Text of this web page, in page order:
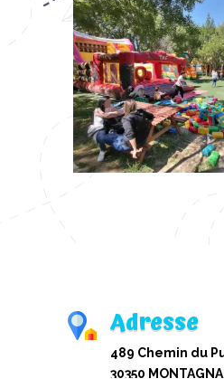
Adresse
489 Chemin du
30350